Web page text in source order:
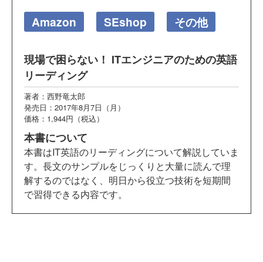
Amazon SEshop その他
現場で困らない！ ITエンジニアのための英語
リーディング
著者：西野竜太郎
発売日：2017年8月7日（月）
価格：1,944円（税込）
本書について
本書はIT英語のリーディングについて解説していま
す。長文のサンプルをじっくりと大量に読んで理
解するのではなく、明日から役立つ技術を短期間
で習得できる内容です。